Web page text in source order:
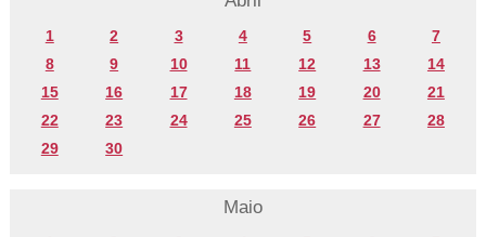
1 2 3 4 5 6
7
8
9 10 11 12 13
14
15
16 17 18 19 20
21
22
23 24 25 26 27
28
29
30
Maio